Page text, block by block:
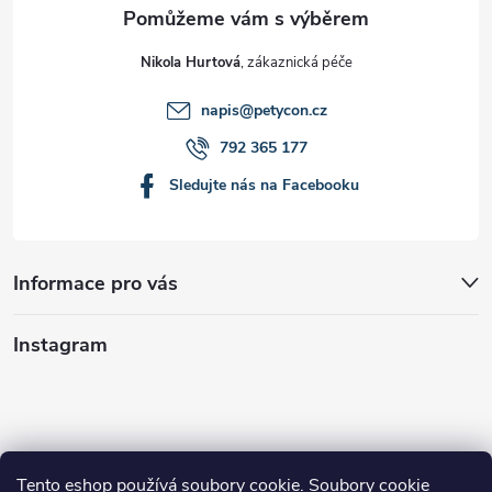
Tento eshop používá soubory cookie. Soubory cookie
Informace pro vás
Instagram
Nikola Hurtová
napis@petycon.cz
792 365 177
Sledujte nás na Facebooku